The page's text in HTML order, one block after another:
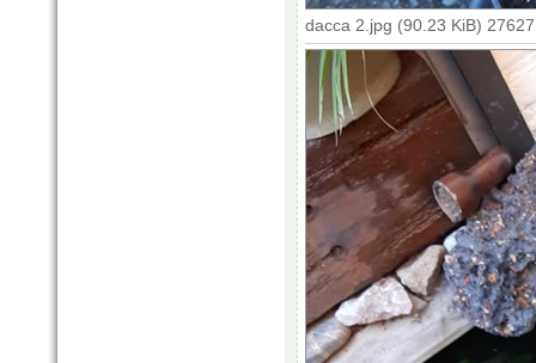
dacca 2.jpg (90.23 KiB)